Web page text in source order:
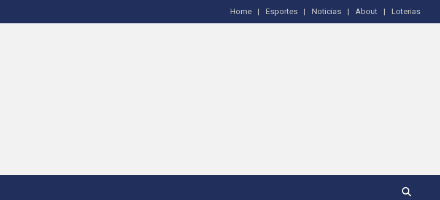
Home Esportes Noticias About Loterias